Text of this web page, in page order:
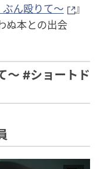
ん殴りて～
』
ぬ本との出会
～ #ショートド